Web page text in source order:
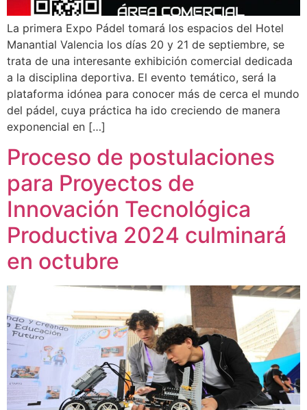
La primera Expo Pádel tomará los espacios del Hotel
Manantial Valencia los días 20 y 21 de septiembre, se
trata de una interesante exhibición comercial dedicada
a la disciplina deportiva. El evento temático, será la
plataforma idónea para conocer más de cerca el mundo
del pádel, cuya práctica ha ido creciendo de manera
exponencial en […]
Proceso de postulaciones
para Proyectos de
Innovación Tecnológica
Productiva 2024 culminará
en octubre